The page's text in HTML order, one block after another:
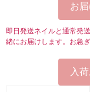
お
即日発送ネイルと通常発
緒にお届けします。お急
入